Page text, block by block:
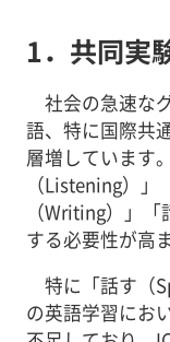
1．共同実
社会の急速な
語、特に国際共
層増しています
（Listening）」
（Writing）」
する必要性が高
特に「話す（
の英語学習にお